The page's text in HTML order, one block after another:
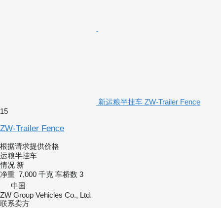
新运粮半挂车 ZW-Trailer Fence
15
ZW-Trailer Fence
根据请求提供价格
运粮半挂车
情况 新
净重 7,000 千克 车桥数 3
中国
ZW Group Vehicles Co., Ltd.
联系卖方